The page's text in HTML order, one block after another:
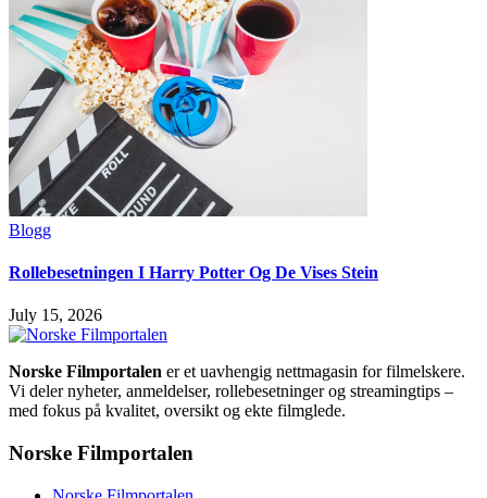
Blogg
Rollebesetningen I Harry Potter Og De Vises Stein
July 15, 2026
Norske Filmportalen er et uavhengig nettmagasin for filmelskere.
Vi deler nyheter, anmeldelser, rollebesetninger og streamingtips –
med fokus på kvalitet, oversikt og ekte filmglede.
Norske Filmportalen